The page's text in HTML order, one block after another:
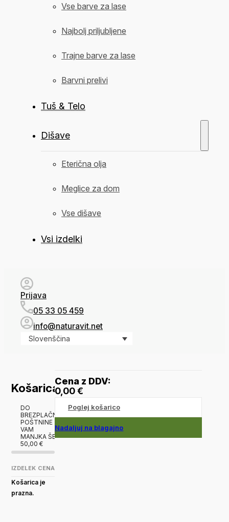
Vse barve za lase
Najbolj priljubljene
Trajne barve za lase
Barvni prelivi
Tuš & Telo
Dišave
Eterična olja
Meglice za dom
Vse dišave
Vsi izdelki
Prijava
05 33 05 459
info@naturavit.net
Slovenščina
Košarica
DO
BREZPLAČNE
POŠTNINE
VAM
MANJKA ŠE
50,00 €
IZDELEK CENA
Košarica je
prazna.
Cena z DDV:
0,00€
Poglej košarico
Nadaljuj na blagajno